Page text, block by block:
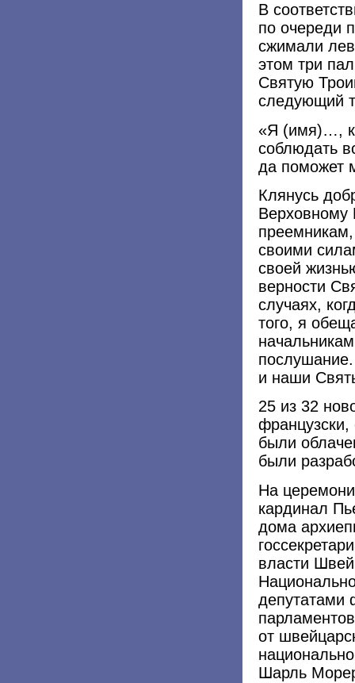
В
по очереди
сжимали
этом три
Святую
следующий
«Я (имя)…,
соблюдать
да поможет
Клянусь
Верховному
своими
своей
верности
случаях,
того, я
и наши
25 из 32
были
были
На
кардинал
дома
власти
депутатами
от
Шарль